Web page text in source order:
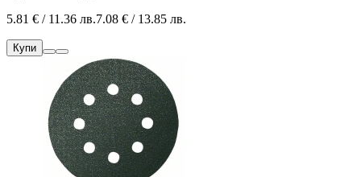
5.81 € / 11.36 лв.7.08 € / 13.85 лв.
Купи